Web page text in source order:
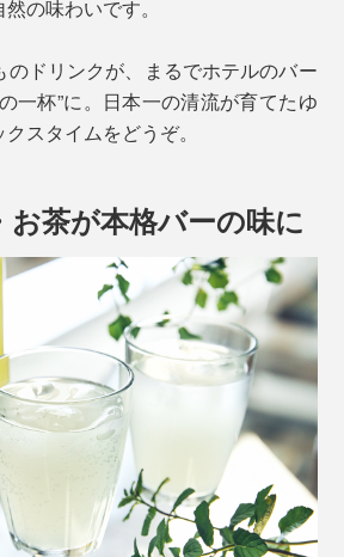
の味わいです。
のドリンクが、まるでホテルのバー
一杯”に。日本一の清流が育てたゆ
スタイムをどうぞ。
お茶が本格バーの味に